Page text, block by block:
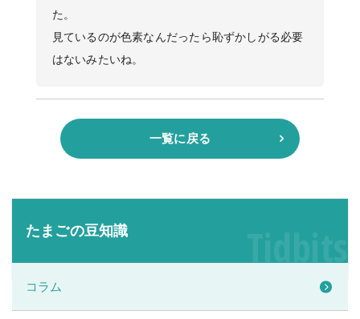
た。
見ているのが色素なんだったら恥ずかしがる必要
はないみたいね。
一覧に戻る
たまごの豆知識
コラム